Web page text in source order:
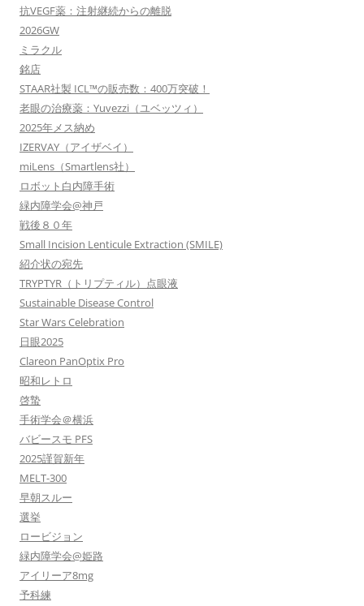
抗VEGF薬：注射継続からの離脱
2026GW
ミラクル
銘店
STAAR社製 ICL™の販売数：400万突破！
老眼の治療薬：Yuvezzi（ユベッツィ）
2025年メス納め
IZERVAY（アイザベイ）
miLens（Smartlens社）
ロボット白内障手術
緑内障学会@神戸
戦後８０年
Small Incision Lenticule Extraction (SMILE)
紹介状の宛先
TRYPTYR（トリプティル）点眼液
Sustainable Disease Control
Star Wars Celebration
日眼2025
Clareon PanOptix Pro
昭和レトロ
啓蟄
手術学会＠横浜
バビースモ PFS
2025謹賀新年
MELT-300
早朝スルー
選挙
ロービジョン
緑内障学会@姫路
アイリーア8mg
予科練